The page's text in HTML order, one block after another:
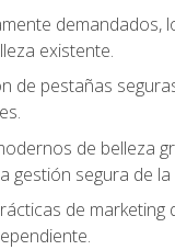
existente.
pestañas
de belleza
gestión segura de
de